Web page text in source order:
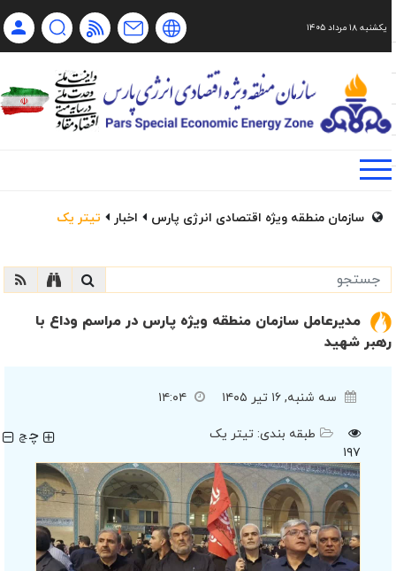
فا Ru Ch
یکشنبه ۱۸ مرداد ۱۴۰۵
سازمان منطقه ویژه اقتصادی انرژی پارس اخبار تیتر یک
مدیرعامل سازمان منطقه ویژه پارس در مراسم وداع با
رهبر شهید
سه شنبه, ۱۶ تیر ۱۴۰۵ ۱۴:۰۴
۱۹۷
طبقه بندی: تیتر یک چچ